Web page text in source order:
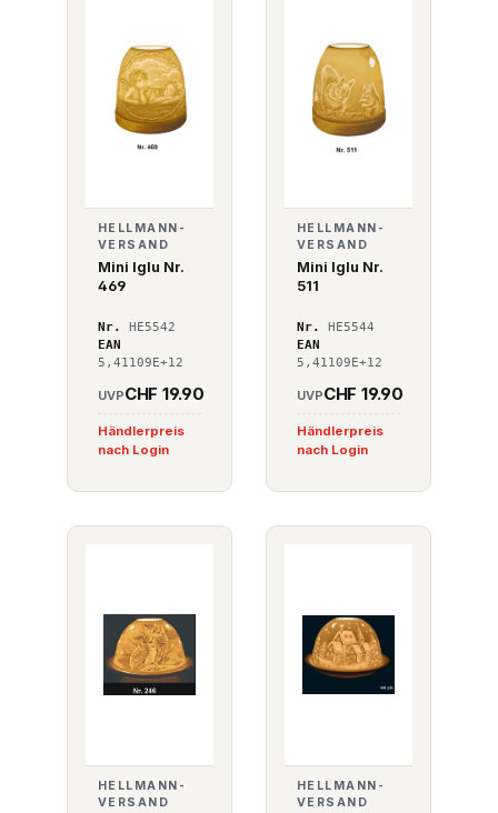
HELLMANN-
VERSAND
Mini Iglu Nr.
469
Nr.
HE5542
EAN
5,41109E+12
UVPCHF 19.90
Händlerpreis
nach Login
HELLMANN-
VERSAND
Mini Iglu Nr.
511
Nr.
HE5544
EAN
5,41109E+12
UVPCHF 19.90
Händlerpreis
nach Login
HELLMANN-
VERSAND
HELLMANN-
VERSAND